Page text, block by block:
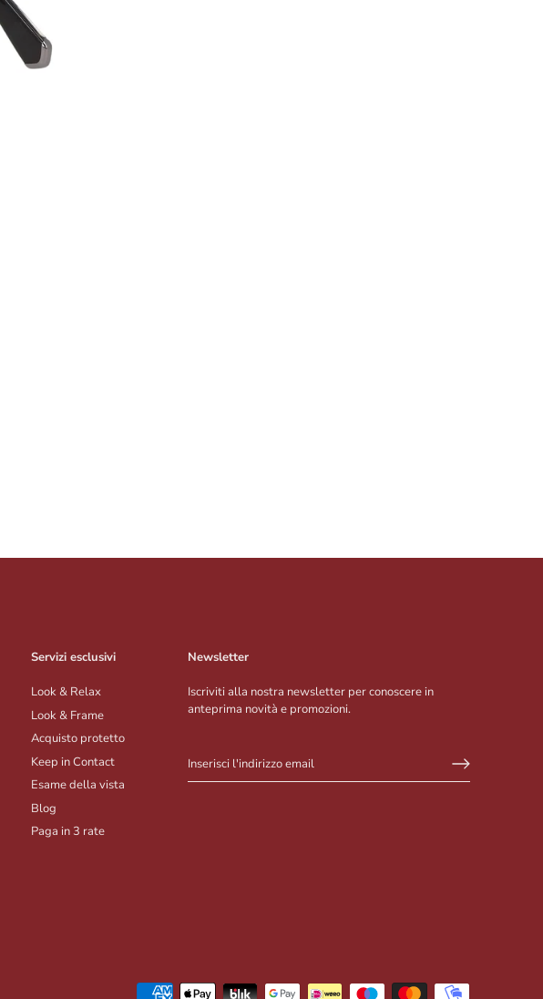
Servizi esclusivi
Look & Relax
Look & Frame
Acquisto protetto
Keep in Contact
Esame della vista
Blog
Paga in 3 rate
Newsletter
Iscriviti alla nostra newsletter per conoscere in
anteprima novità e promozioni.